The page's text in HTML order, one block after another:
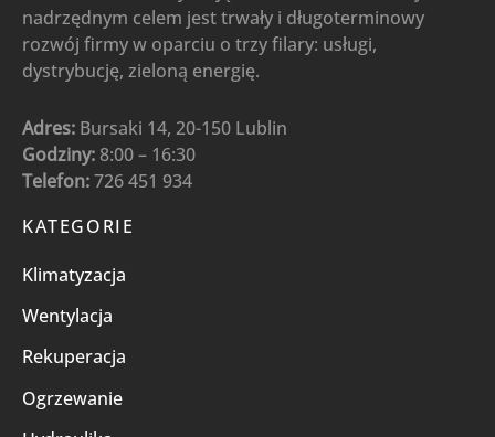
nadrzędnym celem jest trwały i długoterminowy
rozwój firmy w oparciu o trzy filary: usługi,
dystrybucję, zieloną energię.
Adres: Bursaki 14, 20-150 Lublin
Godziny: 8:00 – 16:30
Telefon:726 451 934
KATEGORIE
Klimatyzacja
Wentylacja
Rekuperacja
Ogrzewanie